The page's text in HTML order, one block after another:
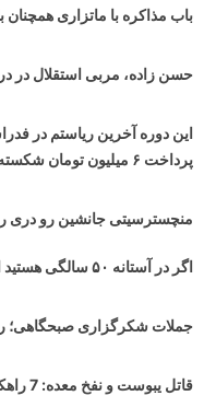
باب مذاکره با ماتزاری همچنان
حسن زاده، مربی استقلال
این دوره آخرین ریاستم در
پرداخت ۶ میلیون تومان شکسته شد
منچسترسیتی جانشین رو دری
اگر در آستانه ۵۰ سالگی هستید این توصیه‌ها برای قلب شماست
جملات شکرگزاری صبحگاهی؛
قاتل یبوست و نفخ معده: 7 راهکارهای طبیعی برای سلامت دستگاه گوارش